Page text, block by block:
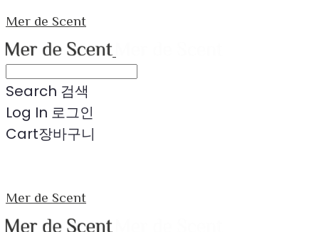
Mer de Scent
Search 검색
Log In 로그인
Cart장바구니
Mer de Scent